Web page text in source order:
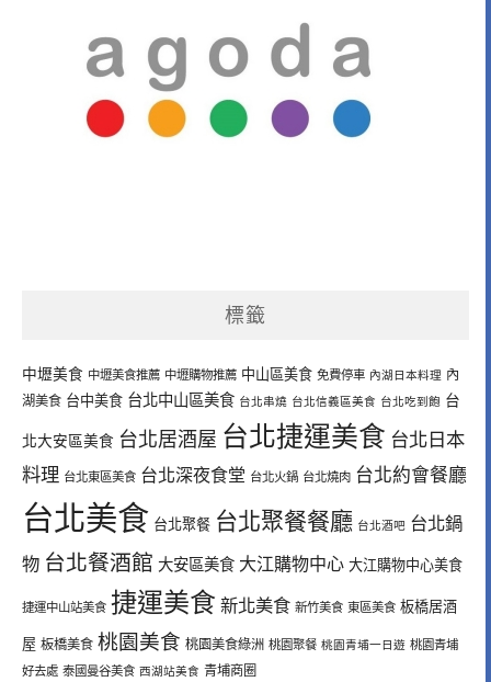
標籤
中壢美食 中壢美食推薦 中壢購物推薦 中山區美食 免費停車 內湖日本料理 內
湖美食 台中美食 台北中山區美食 台北串燒 台北信義區美食 台北吃到飽 台
北大安區美食 台北居酒屋 台北捷運美食 台北日本
料理 台北東區美食 台北深夜食堂 台北火鍋 台北燒肉 台北約會餐廳
台北美食 台北聚餐 台北聚餐餐廳 台北酒吧 台北鍋
物 台北餐酒館 大安區美食 大江購物中心 大江購物中心美食
捷運中山站美食 捷運美食 新北美食 新竹美食 東區美食 板橋居酒
屋 板橋美食 桃園美食 桃園美食綠洲 桃園聚餐 桃園青埔一日遊 桃園青埔
好去處 泰國曼谷美食 西湖站美食 青埔商圈